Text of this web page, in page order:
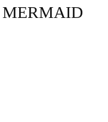
MERMAID